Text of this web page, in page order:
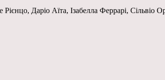
Даріо Аїта, Ізабелла Феррарі, Сільвіо